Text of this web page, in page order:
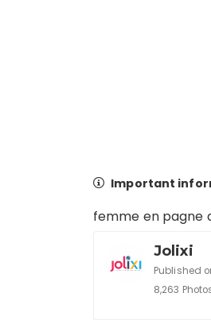
Important
femme en pagne
Jolixi
Published
8,263